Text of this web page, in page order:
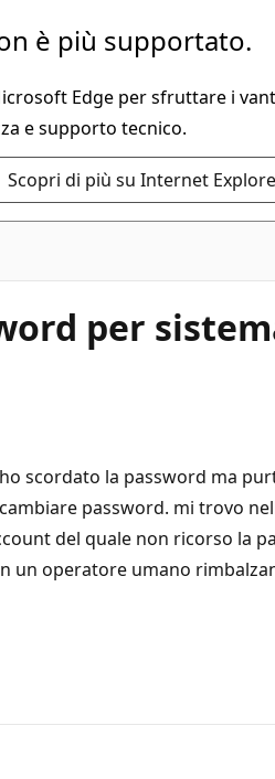
è più supportato.
Edge per sfruttare i
e supporto tecnico.
Scopri di più su Internet
per
scordato la password ma
password. mi trovo
del quale non ricorso la
operatore umano